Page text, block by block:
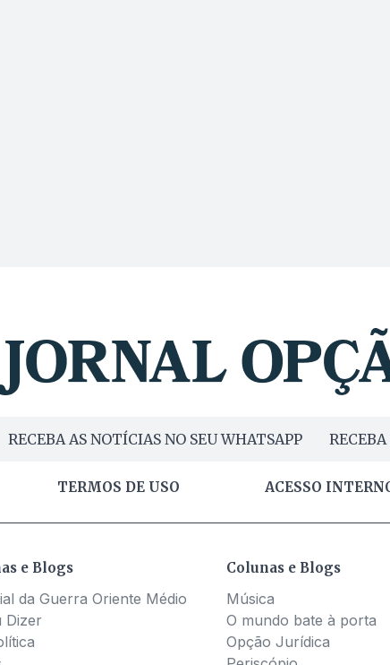
RECEBA AS NOTÍCIAS NO SEU WHATSAPP
TERMOS DE USO ACESSO
e Blogs
da Guerra Oriente Médio
Dizer
Colunas e Blogs
Música
O mundo bate à porta
Opção Jurídica